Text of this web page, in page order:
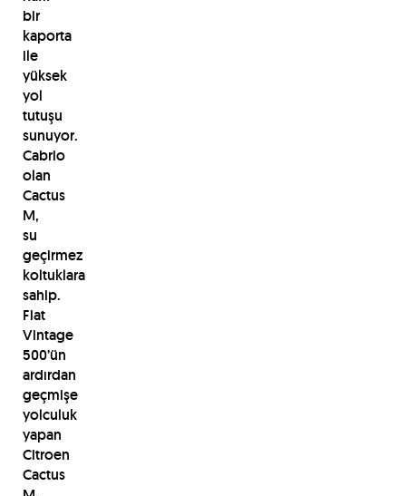
bir
kaporta
ile
yüksek
yol
tutuşu
sunuyor.
Cabrio
olan
Cactus
M,
su
geçirmez
koltuklara
sahip.
Fiat
Vintage
500’ün
ardırdan
geçmişe
yolculuk
yapan
Citroen
Cactus